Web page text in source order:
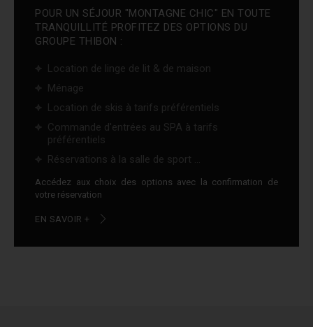
POUR UN SÉJOUR "MONTAGNE CHIC" EN TOUTE
TRANQUILLITÉ PROFITEZ DES OPTIONS DU
GROUPE THIBON :
Location de linge de lit & de maison
Ménage
Location de skis à tarifs préférentiels
Commande d'entrées au SPA à tarifs
préférentiels
Réservations à la salle de sport ...
Accédez aux choix des options avec la confirmation de
votre réservation
EN SAVOIR +